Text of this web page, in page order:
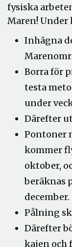
fysiska
Maren! Under
Inhägna
Borra för
testa
under
Därefter
Pontoner
kommer
oktober,
beräknas
december.
Pålning
Därefter
kajen och